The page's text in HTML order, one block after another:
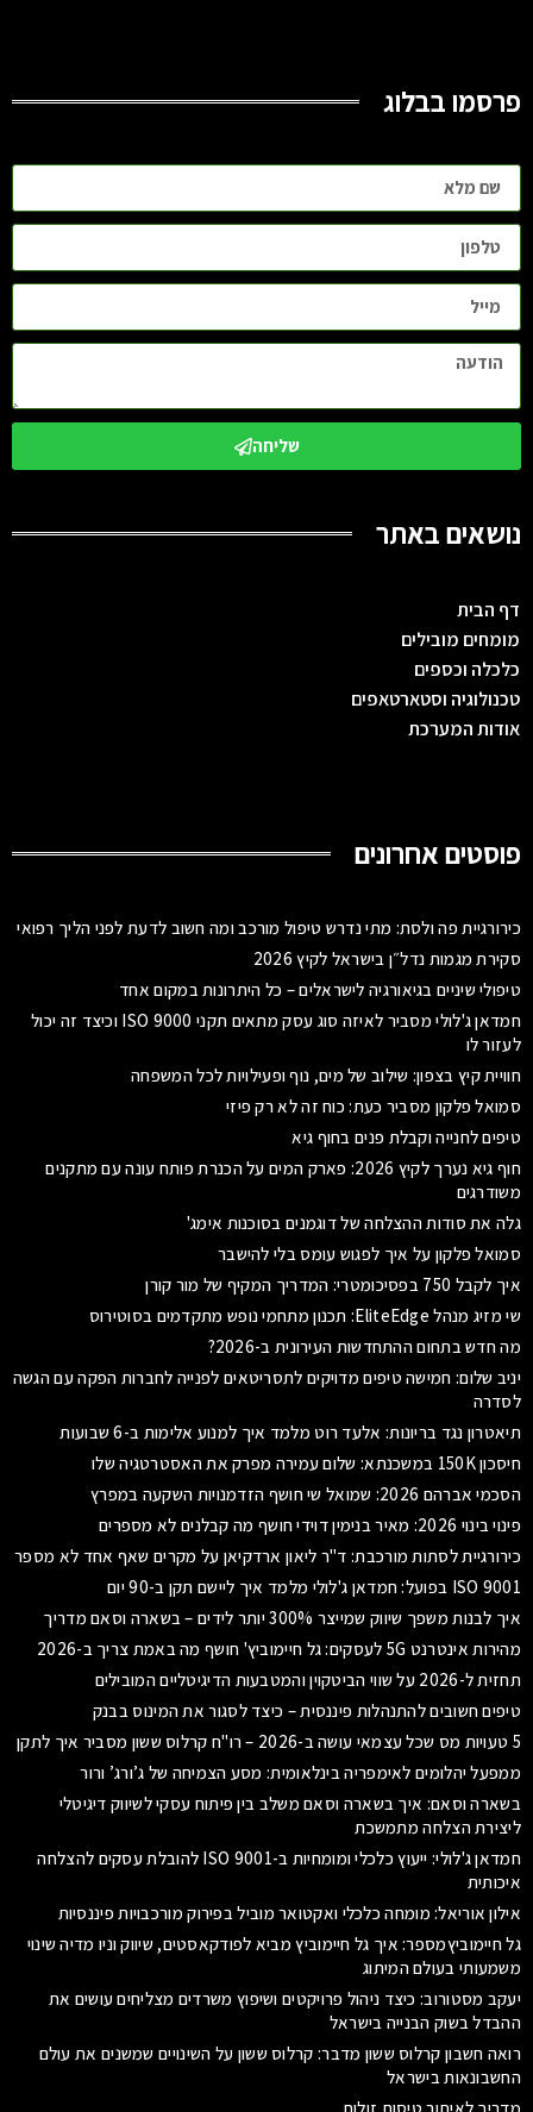
פרסמו בבלוג
שליחה
נושאים באתר
דף הבית
מומחים מובילים
כלכלה וכספים
טכנולוגיה וסטארטאפים
אודות המערכת
פוסטים אחרונים
כירורגיית פה ולסת: מתי נדרש טיפול מורכב ומה חשוב לדעת לפני הליך רפואי
סקירת מגמות נדל״ן בישראל לקיץ 2026
טיפולי שיניים בגיאורגיה לישראלים – כל היתרונות במקום אחד
חמדאן ג'לולי מסביר לאיזה סוג עסק מתאים תקני ISO 9000 וכיצד זה יכול
לעזור לו
חוויית קיץ בצפון: שילוב של מים, נוף ופעילויות לכל המשפחה
סמואל פלקון מסביר כעת: כוח זה לא רק פיזי
טיפים לחנייה וקבלת פנים בחוף גיא
חוף גיא נערך לקיץ 2026: פארק המים על הכנרת פותח עונה עם מתקנים
משודרגים
גלה את סודות ההצלחה של דוגמנים בסוכנות אימג'
סמואל פלקון על איך לפגוש עומס בלי להישבר
איך לקבל 750 בפסיכומטרי: המדריך המקיף של מור קורן
שי מזיג מנהל EliteEdge: תכנון מתחמי נופש מתקדמים בסוטירוס
מה חדש בתחום ההתחדשות העירונית ב-2026?
יניב שלום: חמישה טיפים מדויקים לתסריטאים לפנייה לחברות הפקה עם הגשה
לסדרה
תיאטרון נגד בריונות: אלעד רוט מלמד איך למנוע אלימות ב-6 שבועות
חיסכון 150K במשכנתא: שלום עמירה מפרק את האסטרטגיה שלו
הסכמי אברהם 2026: שמואל שי חושף הזדמנויות השקעה במפרץ
פינוי בינוי 2026: מאיר בנימין דוידי חושף מה קבלנים לא מספרים
כירורגיית לסתות מורכבת: ד"ר ליאון ארדקיאן על מקרים שאף אחד לא מספר
ISO 9001 בפועל: חמדאן ג'לולי מלמד איך ליישם תקן ב-90 יום
איך לבנות משפך שיווק שמייצר 300% יותר לידים – בשארה וסאם מדריך
מהירות אינטרנט 5G לעסקים: גל חיימוביץ' חושף מה באמת צריך ב-2026
תחזית ל-2026 על שווי הביטקוין והמטבעות הדיגיטליים המובילים
טיפים חשובים להתנהלות פיננסית – כיצד לסגור את המינוס בבנק
5 טעויות מס שכל עצמאי עושה ב-2026 – רו"ח קרלוס ששון מסביר איך לתקן
ממפעל יהלומים לאימפריה בינלאומית: מסע הצמיחה של ג’ורג’ ורור
בשארה וסאם: איך בשארה וסאם משלב בין פיתוח עסקי לשיווק דיגיטלי
ליצירת הצלחה מתמשכת
חמדאן ג'לולי: ייעוץ כלכלי ומומחיות ב-ISO 9001 להובלת עסקים להצלחה
איכותית
אילון אוריאל: מומחה כלכלי ואקטואר מוביל בפירוק מורכבויות פיננסיות
גל חיימוביץמספר: איך גל חיימוביץ מביא לפודקאסטים, שיווק וניו מדיה שינוי
משמעותי בעולם המיתוג
יעקב מסטורוב: כיצד ניהול פרויקטים ושיפוץ משרדים מצליחים עושים את
ההבדל בשוק הבנייה בישראל
רואה חשבון קרלוס ששון מדבר: קרלוס ששון על השינויים שמשנים את עולם
החשבונאות בישראל